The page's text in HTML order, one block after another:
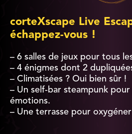
corteXscape Live
échappez-vous !
– 6 salles de jeux pour tous
– 4 énigmes dont 2
– Climatisées ? Oui bien sûr !
– Un self-bar steampunk
émotions.
– Une terrasse pour